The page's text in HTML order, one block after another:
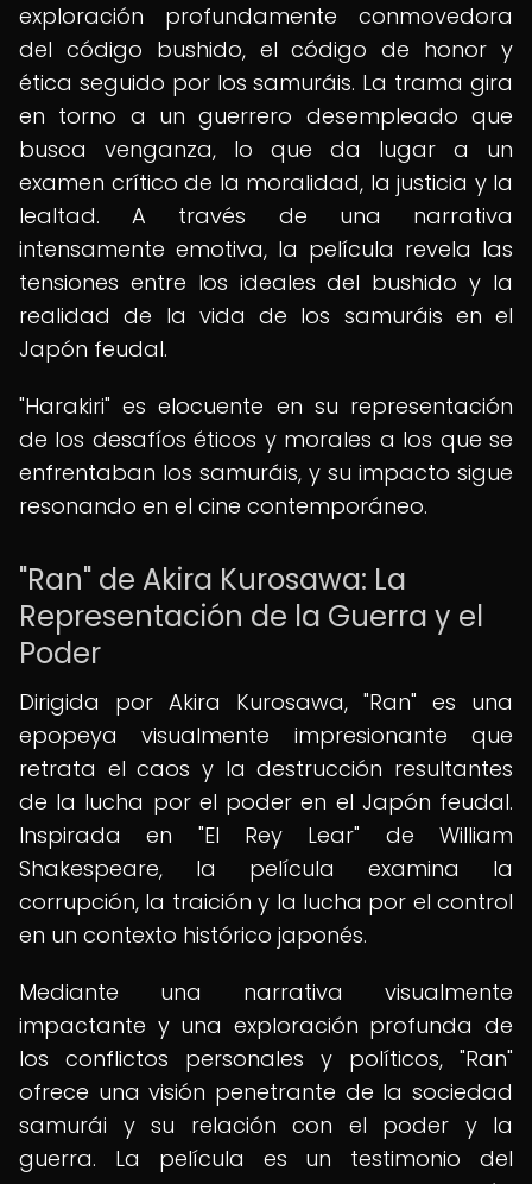
exploración profundamente conmovedora
del código bushido, el código de honor y
ética seguido por los samuráis. La trama gira
en torno a un guerrero desempleado que
busca venganza, lo que da lugar a un
examen crítico de la moralidad, la justicia y la
lealtad. A través de una narrativa
intensamente emotiva, la película revela las
tensiones entre los ideales del bushido y la
realidad de la vida de los samuráis en el
Japón feudal.
"Harakiri" es elocuente en su representación
de los desafíos éticos y morales a los que se
enfrentaban los samuráis, y su impacto sigue
resonando en el cine contemporáneo.
"Ran" de Akira Kurosawa: La
Representación de la Guerra y el
Poder
Dirigida por Akira Kurosawa, "Ran" es una
epopeya visualmente impresionante que
retrata el caos y la destrucción resultantes
de la lucha por el poder en el Japón feudal.
Inspirada en "El Rey Lear" de William
Shakespeare, la película examina la
corrupción, la traición y la lucha por el control
en un contexto histórico japonés.
Mediante una narrativa visualmente
impactante y una exploración profunda de
los conflictos personales y políticos, "Ran"
ofrece una visión penetrante de la sociedad
samurái y su relación con el poder y la
guerra. La película es un testimonio del